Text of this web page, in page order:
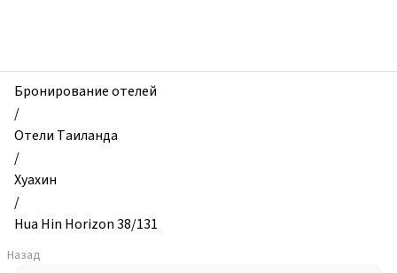
Hua
Hin
Horizon
38/131,
Хуахин,
Таиланд
Бронирование отелей
/
Отели Таиланда
/
Хуахин
/
Hua Hin Horizon 38/131
Назад